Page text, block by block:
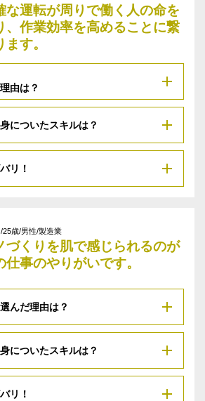
な運転が周りで働く人の命を
、作業効率を高めることに繋
ます。
由は？
についたスキルは？
リ！
25歳/男性/製造業
づくりを肌で感じられるのが
仕事のやりがいです。
んだ理由は？
についたスキルは？
リ！